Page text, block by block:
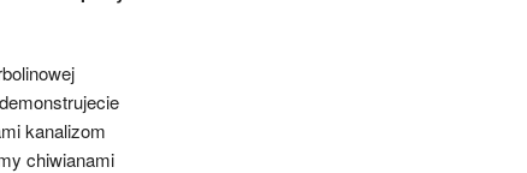
kanalizom
chiwianami